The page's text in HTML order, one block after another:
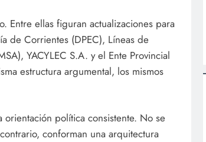
Entre ellas figuran actualizaciones para
de Corrientes (DPEC), Líneas de
YACYLEC S.A. y el Ente Provincial
estructura argumental, los mismos
política consistente. No se
conforman una arquitectura